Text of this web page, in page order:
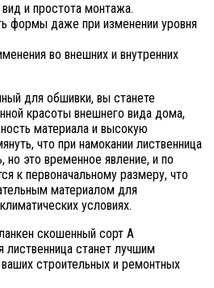
и простота монтажа.
формы даже при изменении уровня
во внешних и внутренних
для обшивки, вы станете
красоты внешнего вида дома,
материала и высокую
что при намокании лиственница
но это временное явление, и по
к первоначальному размеру, что
материалом для
условиях.
скошенный сорт А
станет лучшим
строительных и ремонтных